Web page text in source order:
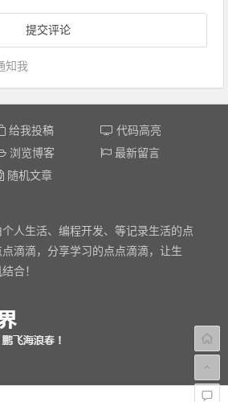
知我
给我投稿
代码高亮
浏览博客
最新留言
随机文章
人生活、编程开发、等记录生活的点
滴滴，分享学习的点点滴滴，让生
合！